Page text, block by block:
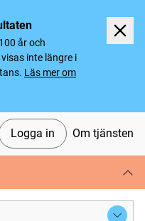
år och
inte längre i
Läs mer om
Logga in Om tjänsten